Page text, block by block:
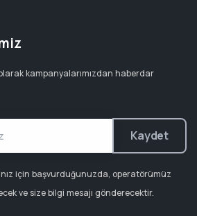
kampanyalarımızdan haberdar
Kaydet
için başvurduğunuzda, operatörümüz
ve size bilgi mesajı gönderecektir.